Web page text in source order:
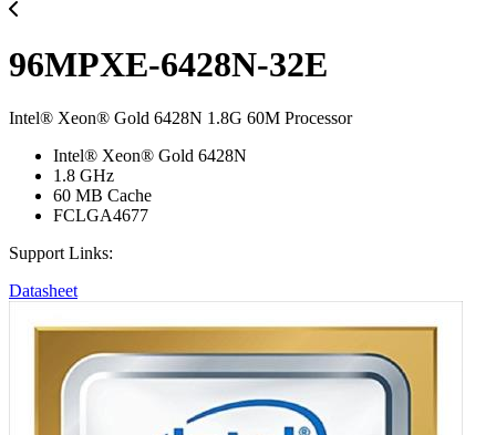
96MPXE-6428N-32E
Intel® Xeon® Gold 6428N 1.8G 60M Processor
Intel® Xeon® Gold 6428N
1.8 GHz
60 MB Cache
FCLGA4677
Support Links:
Datasheet